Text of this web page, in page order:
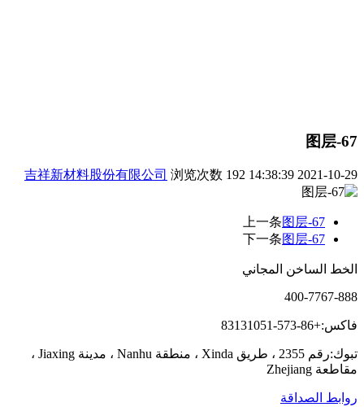
图层-67
2021-10-29 14:38:39
吉祥新材料股份有限公司 浏览次数 192
上一条图层-67
下一条图层-67
الخط الساخن المجاني
400-7767-888
فاكس:+86-573-83131051
تبوك:رقم 2355 ، طريق Xinda ، منطقة Nanhu ، مدينة Jiaxing ،
مقاطعة Zhejiang
روابط الصداقة